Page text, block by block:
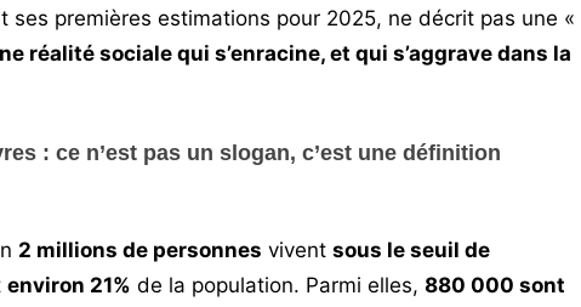
ses premières estimations pour 2025, ne décrit pas une «
réalité sociale qui s’enracine, et qui s’aggrave dans la
: ce n’est pas un slogan, c’est une définition
2 millions de personnes vivent sous le seuil de
environ 21% de la population. Parmi elles, 880 000 sont